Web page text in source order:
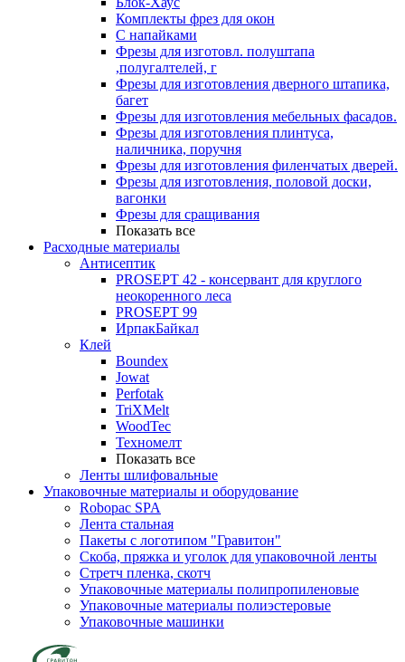
Комплекты фрез для окон
С напайками
Фрезы для изготовл. полуштапа
,полугалтелей, г
Фрезы для изготовления дверного штапика,
багет
Фрезы для изготовления мебельных фасадов.
Фрезы для изготовления плинтуса,
наличника, поручня
Фрезы для изготовления филенчатых дверей.
Фрезы для изготовления, половой доски,
вагонки
Фрезы для сращивания
Показать все
Расходные материалы
Антисептик
PROSEPT 42 - консервант для круглого
неокоренного леса
PROSEPT 99
ИрпакБайкал
Клей
Boundex
Jowat
Perfotak
TriXMelt
WoodTec
Техномелт
Показать все
Ленты шлифовальные
Упаковочные материалы и оборудование
Robopac SPA
Лента стальная
Пакеты с логотипом "Гравитон"
Скоба, пряжка и уголок для упаковочной ленты
Стретч пленка, скотч
Упаковочные материалы полипропиленовые
Упаковочные материалы полиэстеровые
Упаковочные машинки